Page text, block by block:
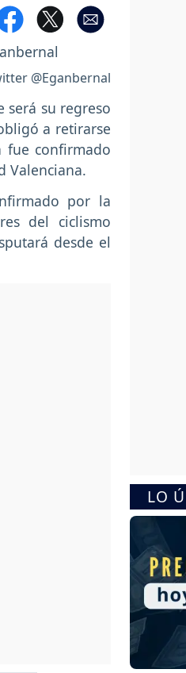
@Eganbernal
será su regreso
a retirarse
fue confirmado
Valenciana.
por la
del ciclismo
desde el
LO